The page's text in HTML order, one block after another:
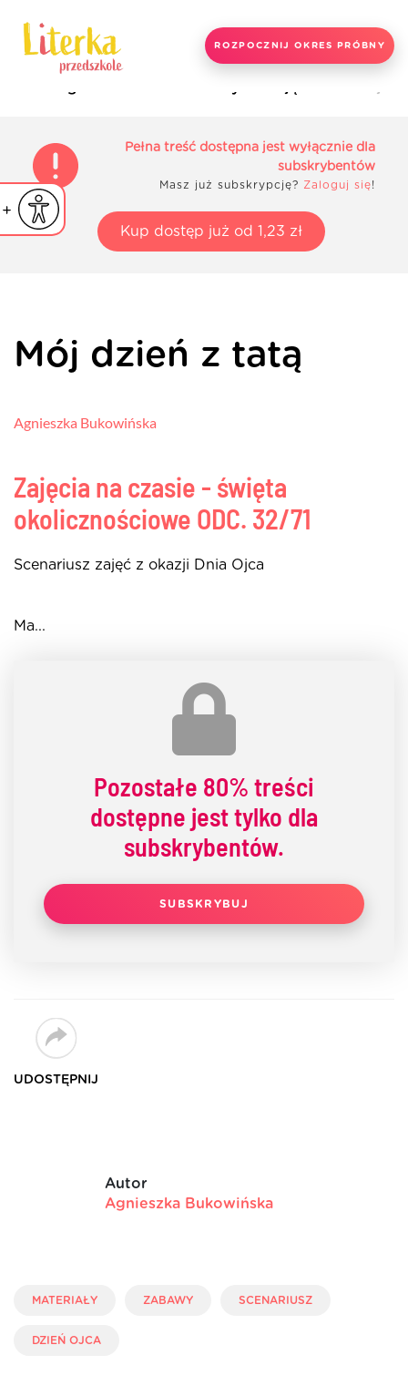
czcionkę
czcionka
Powiększ czcionkę
ROZPOCZNIJ OKRES PRÓBNY
Pełna treść dostępna jest wyłącznie dla
subskrybentów
Masz już subskrypcję? Zaloguj się!
Kup dostęp już od 1,23 zł
Mój dzień z tatą
Agnieszka Bukowińska
Zajęcia na czasie - święta
okolicznościowe ODC. 32/71
Scenariusz zajęć z okazji Dnia Ojca
Ma...
Pozostałe 80% treści
dostępne jest tylko dla
subskrybentów.
SUBSKRYBUJ
UDOSTĘPNIJ
Autor
Agnieszka Bukowińska
MATERIAŁY ZABAWY SCENARIUSZ
DZIEŃ OJCA